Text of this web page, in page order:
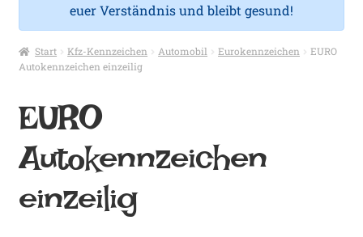
i
c
h
e
n
b
Service
euer Verständnis und bleibt gesund!
Start Kfz-Kennzeichen Automobil Eurokennzeichen
EURO
Autokennzeichen einzeilig
EURO
Autokennzeichen
einzeilig